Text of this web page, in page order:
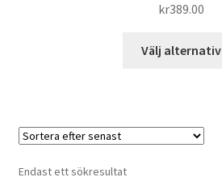
kr389.00
Välj alternativ
Endast ett sökresultat